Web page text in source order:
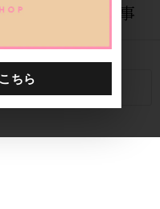
」に関する記事
ド